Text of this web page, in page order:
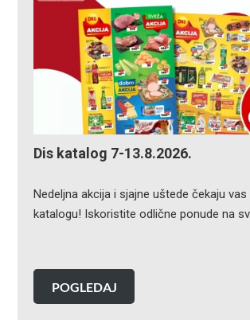
Dis katalog 7-13.8.2026.
Nedeljna akcija i sjajne uštede čekaju vas
katalogu! Iskoristite odlične ponude na
POGLEDAJ